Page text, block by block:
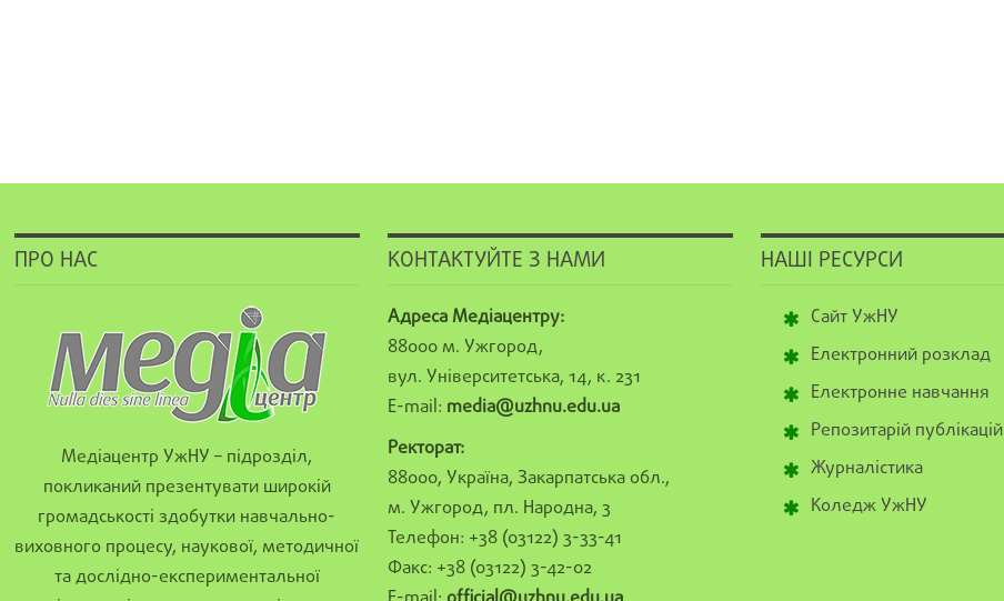
ПРО НАС
Медіацентр УжНУ – підрозділ,
покликаний презентувати широкій
громадськості здобутки навчально-
виховного процесу, наукової, методичної
та дослідно-експериментальної
КОНТАКТУЙТЕ З НАМИ
Адреса Медіацентру:
88000 м. Ужгород,
вул. Університетська, 14, к. 231
E-mail: media@uzhnu.edu.ua
Ректорат:
88000, Україна, Закарпатська обл.,
м. Ужгород, пл. Народна, 3
Телефон: +38 (03122) 3-33-41
Факс: +38 (03122) 3-42-02
НАШІ РЕСУРСИ
Сайт УжНУ
Електронний розклад
Електронне навчання
Репозитарій публікацій
Журналістика
Коледж УжНУ